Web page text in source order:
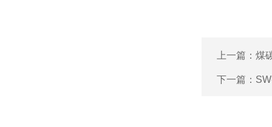
上一篇： 煤
下一篇：